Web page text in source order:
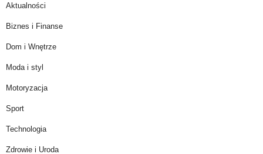
Aktualności
Biznes i Finanse
Dom i Wnętrze
Moda i styl
Motoryzacja
Sport
Technologia
Zdrowie i Uroda